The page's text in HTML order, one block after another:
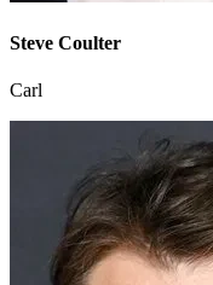
Steve Coulter
Carl